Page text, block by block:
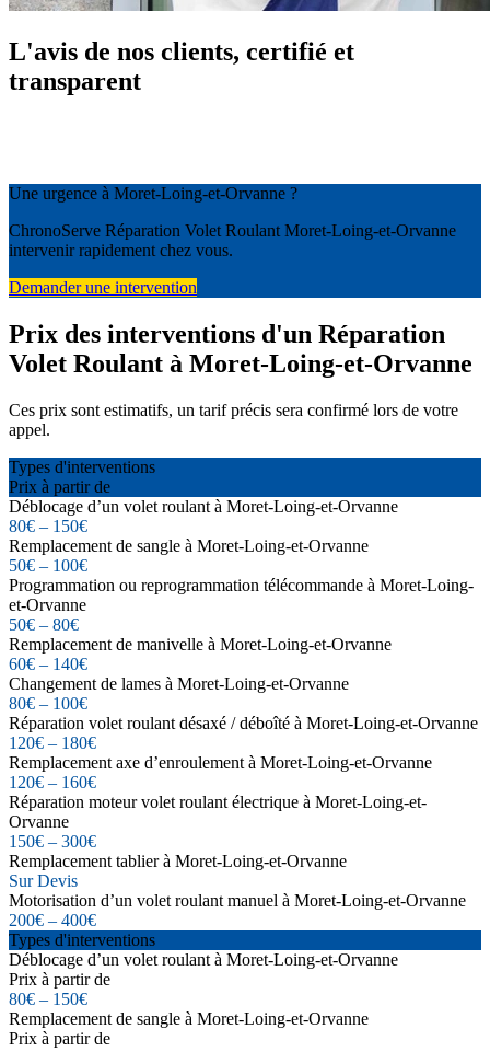
L'avis de nos clients, certifié et
transparent
Une urgence à Moret-Loing-et-Orvanne ?
ChronoServe Réparation Volet Roulant Moret-Loing-et-Orvanne
intervenir rapidement chez vous.
Demander une intervention
Prix des interventions d'un Réparation
Volet Roulant à Moret-Loing-et-Orvanne
Ces prix sont estimatifs, un tarif précis sera confirmé lors de votre
appel.
Types d'interventions
Prix à partir de
Déblocage d’un volet roulant à Moret-Loing-et-Orvanne
80€ – 150€
Remplacement de sangle à Moret-Loing-et-Orvanne
50€ – 100€
Programmation ou reprogrammation télécommande à Moret-Loing-
et-Orvanne
50€ – 80€
Remplacement de manivelle à Moret-Loing-et-Orvanne
60€ – 140€
Changement de lames à Moret-Loing-et-Orvanne
80€ – 100€
Réparation volet roulant désaxé / déboîté à Moret-Loing-et-Orvanne
120€ – 180€
Remplacement axe d’enroulement à Moret-Loing-et-Orvanne
120€ – 160€
Réparation moteur volet roulant électrique à Moret-Loing-et-
Orvanne
150€ – 300€
Remplacement tablier à Moret-Loing-et-Orvanne
Sur Devis
Motorisation d’un volet roulant manuel à Moret-Loing-et-Orvanne
200€ – 400€
Types d'interventions
Déblocage d’un volet roulant à Moret-Loing-et-Orvanne
Prix à partir de
80€ – 150€
Remplacement de sangle à Moret-Loing-et-Orvanne
Prix à partir de